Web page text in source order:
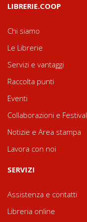
LIBRERIE.COOP
Chi siamo
Le Librerie
Servizi e vantaggi
Raccolta punti
Eventi
Collaborazioni e Festival
Notizie e Area stampa
Lavora con noi
SERVIZI
Assistenza e contatti
Libreria online